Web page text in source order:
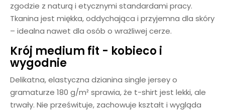
zgodzie z naturą i etycznymi standardami pracy.
Tkanina jest miękka, oddychająca i przyjemna dla skóry
– idealna nawet dla osób o wrażliwej cerze.
Krój medium fit - kobieco i
wygodnie
Delikatna, elastyczna dzianina single jersey o
gramaturze 180 g/m² sprawia, że t-shirt jest lekki, ale
trwały. Nie prześwituje, zachowuje kształt i wygląda